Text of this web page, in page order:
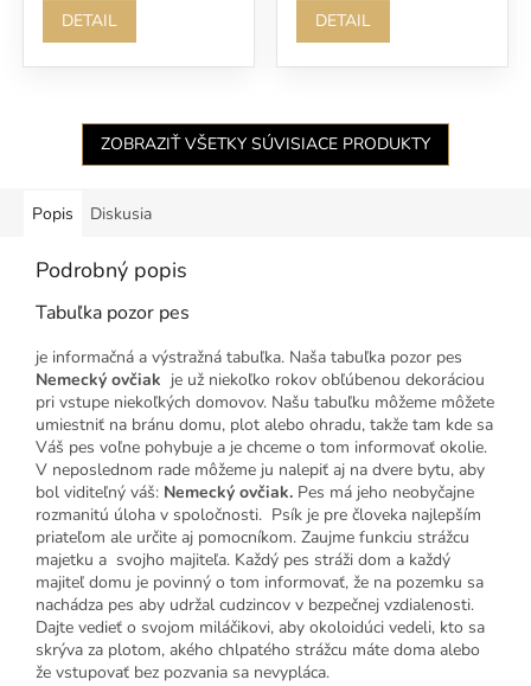
DETAIL DETAIL
ZOBRAZIŤ VŠETKY SÚVISIACE PRODUKTY
Popis Diskusia
Podrobný popis
Tabuľka pozor pes
je informačná a výstražná tabuľka. Naša tabuľka pozor pes
Nemecký ovčiak je už niekoľko rokov obľúbenou dekoráciou
pri vstupe niekoľkých domovov. Našu tabuľku môžeme môžete
umiestniť na bránu domu, plot alebo ohradu, takže tam kde sa
Váš pes voľne pohybuje a je chceme o tom informovať okolie.
V neposlednom rade môžeme ju nalepiť aj na dvere bytu, aby
bol viditeľný váš: Nemecký ovčiak. Pes má jeho neobyčajne
rozmanitú úloha v spoločnosti. Psík je pre človeka najlepším
priateľom ale určite aj pomocníkom. Zaujme funkciu strážcu
majetku a svojho majiteľa. Každý pes stráži dom a každý
majiteľ domu je povinný o tom informovať, že na pozemku sa
nachádza pes aby udržal cudzincov v bezpečnej vzdialenosti.
Dajte vedieť o svojom miláčikovi, aby okoloidúci vedeli, kto sa
skrýva za plotom, akého chlpatého strážcu máte doma alebo
že vstupovať bez pozvania sa nevypláca.